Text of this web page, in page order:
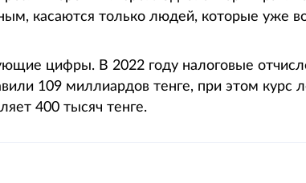
касаются только людей, которые уже
цифры. В 2022 году налоговые
109 миллиардов тенге, при этом курс
400 тысяч тенге.